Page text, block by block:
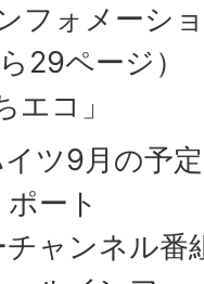
フォメーシ
29ページ）
エコ」
ツ9月の予定
ート
チャンネル番